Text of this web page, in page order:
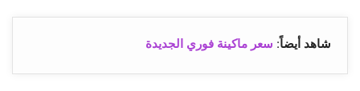
شاهد أيضاً: سعر ماكينة فوري الجديدة